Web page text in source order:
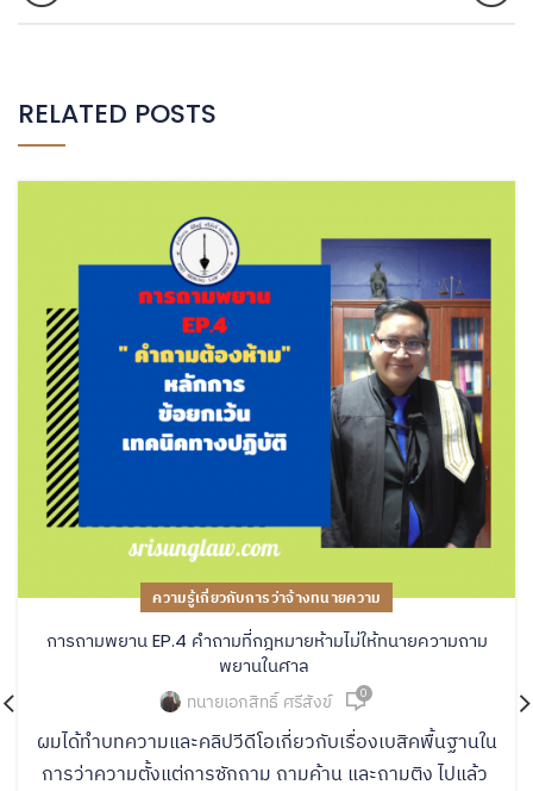
RELATED POSTS
ความรู้เกี่ยวกับการว่าจ้างทนายความ
การถามพยาน EP.4 คำถามที่กฎหมายห้ามไม่ให้ทนายความถาม
พยานในศาล
ทนายเอกสิทธิ์ ศรีสังข์ 0
ผมได้ทำบทความและคลิปวีดีโอเกี่ยวกับเรื่องเบสิคพื้นฐานใน
การว่าความตั้งแต่การซักถาม ถามค้าน และถามติง ไปแล้ว